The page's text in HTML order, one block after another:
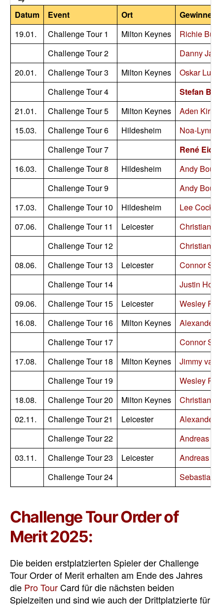
Datum Event Ort
Gewinner
19.01.
Challenge Tour 1 Milton Keynes
Richie
Challenge Tour 2
Danny
20.01.
Challenge Tour 3 Milton Keynes
Oskar
Challenge Tour 4
Stefan
21.01.
Challenge Tour 5 Milton Keynes
Aden Kirk
15.03.
Challenge Tour 6 Hildesheim
Noa-Lynn
Challenge Tour 7
René
16.03.
Challenge Tour 8 Hildesheim
Andy
Challenge Tour 9
Andy
17.03.
Challenge Tour 10 Hildesheim
Lee Cocks
07.06.
Challenge Tour 11 Leicester
Christian
Challenge Tour 12
Christian
08.06.
Challenge Tour 13 Leicester
Connor
Challenge Tour 14
Justin Hood
09.06.
Challenge Tour 15 Leicester
Wesley
16.08.
Challenge Tour 16 Milton Keynes
Alexander
Challenge Tour 17
Connor
17.08.
Challenge Tour 18 Milton Keynes
Jimmy van
Challenge Tour 19
Wesley
18.08.
Challenge Tour 20 Milton Keynes
Christian
02.11.
Challenge Tour 21 Leicester
Alexander
Challenge Tour 22
Andreas
03.11.
Challenge Tour 23 Leicester
Andreas
Challenge Tour 24
Sebastian
Challenge Tour Order of
Merit 2025:
Die beiden erstplatzierten Spieler der Challenge
Tour Order of Merit erhalten am Ende des Jahres
die Pro TourCard für die nächsten beiden
Spielzeiten und sind wie auch der Drittplatzierte für